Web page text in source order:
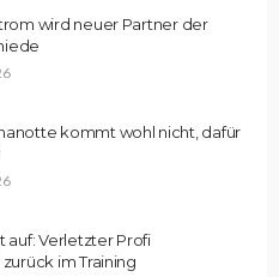
wird neuer Partner der
kommt wohl nicht, dafür
auf: Verletzter Profi
im Training